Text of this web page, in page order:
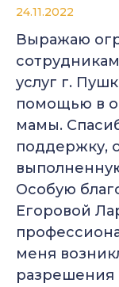
24.11.2022
Выражаю
услуг г.
помощью в
мамы.
поддержку,
Особую
Егоровой
меня